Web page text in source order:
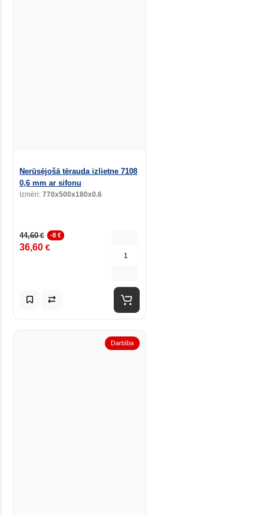
Nerūsējošā tērauda izlietne 7108
0,6 mm ar sifonu
Izmēri: 770x500x180x0.6
44,60€ -8 €
36,60 €
Darbība